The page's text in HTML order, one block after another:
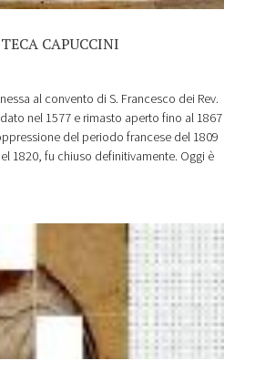
CAPUCCINI
al convento di S. Francesco dei Rev.
nel 1577 e rimasto aperto fino al 1867
del periodo francese del 1809
1820, fu chiuso definitivamente. Oggi è